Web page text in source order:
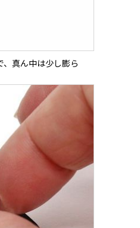
、真ん中は少し膨ら